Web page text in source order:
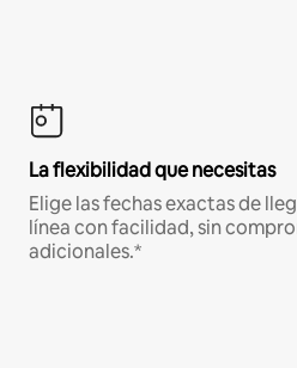
La flexibilidad que necesitas
Elige las fechas exactas de
línea con facilidad, sin
adicionales.*